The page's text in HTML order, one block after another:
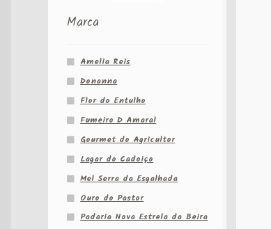
Marca
Amelia Reis
Donanna
Flor do Entulho
Fumeiro D Amaral
Gourmet do Agricultor
Lagar do Cadoiço
Mel Serra da Esgalhada
Ouro do Pastor
Padaria Nova Estrela da Beira